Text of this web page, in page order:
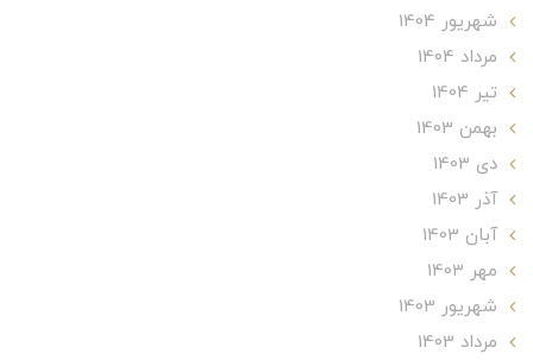
شهریور 1404
مرداد 1404
تير 1404
بهمن 1403
دی 1403
آذر 1403
آبان 1403
مهر 1403
شهریور 1403
مرداد 1403